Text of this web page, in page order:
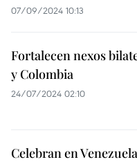
07/09/2024 10:13
Fortalecen nexos
y Colombia
24/07/2024 02:10
Celebran en